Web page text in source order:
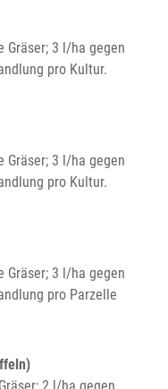
Gräser; 3 l/ha gegen
pro Kultur.
Gräser; 3 l/ha gegen
pro Kultur.
Gräser; 3 l/ha gegen
pro Parzelle